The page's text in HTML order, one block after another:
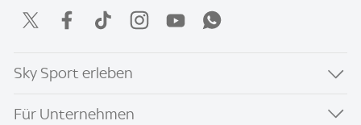
Sky Sport erleben
Für Unternehmen